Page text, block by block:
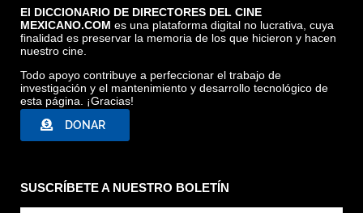
El DICCIONARIO DE DIRECTORES DEL CINE
MEXICANO.COM es una plataforma digital no lucrativa, cuya
finalidad es preservar la memoria de los que hicieron y hacen
nuestro cine.
Todo apoyo contribuye a perfeccionar el trabajo de
investigación y el mantenimiento y desarrollo tecnológico de
esta página. ¡Gracias!
DONAR
SUSCRÍBETE A NUESTRO BOLETÍN